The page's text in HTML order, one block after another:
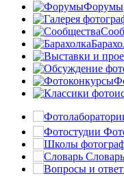
Форумы
Словарь